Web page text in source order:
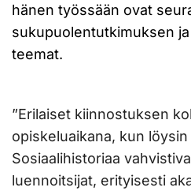
hänen työssään ovat
sukupuolentutkimuksen
teemat.
”Erilaiset kiinnostuksen
opiskeluaikana, kun
Sosiaalihistoriaa
luennoitsijat, erityisesti